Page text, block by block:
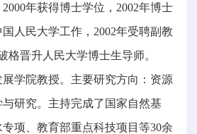
年获得博士学位，2002年博士
人民大学工作，2002年受聘副教
格晋升人民大学博士生导师。
展学院教授。主要研究方向：资源
研究。主持完成了国家自然基
项、教育部重点科技项目等30余